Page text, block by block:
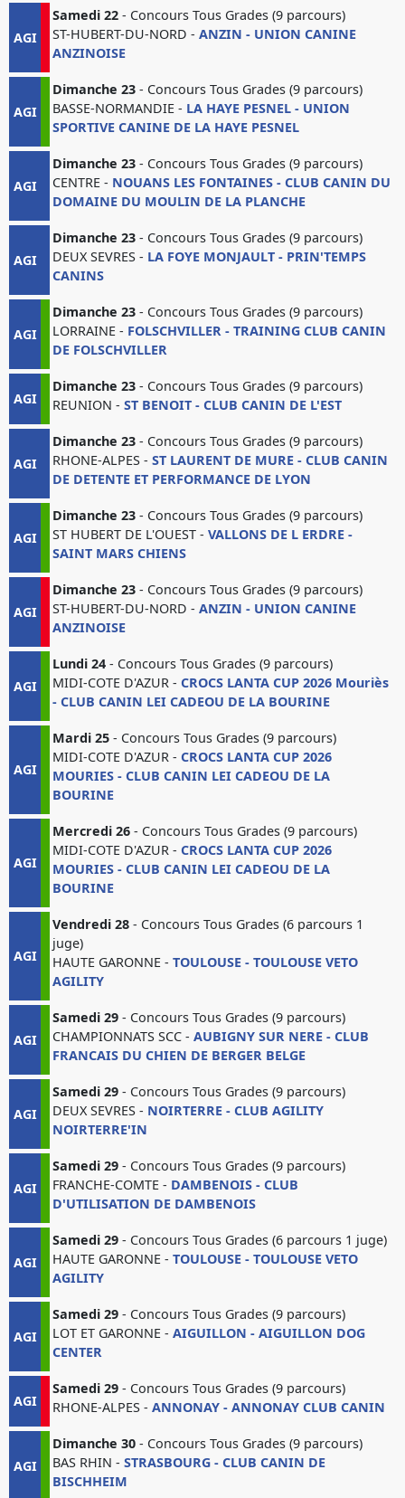
AGI
Samedi 22 - Concours Tous Grades (9 parcours)
ST-HUBERT-DU-NORD -ANZIN - UNION CANINE
ANZINOISE
AGI
Dimanche 23 - Concours Tous Grades (9 parcours)
BASSE-NORMANDIE - LA HAYE PESNEL - UNION
SPORTIVE CANINE DE LA HAYE PESNEL
AGI
Dimanche 23 - Concours Tous Grades (9 parcours)
CENTRE - NOUANS LES FONTAINES - CLUB CANIN DU
DOMAINE DU MOULIN DE LA PLANCHE
AGI
Dimanche 23 - Concours Tous Grades (9 parcours)
DEUX SEVRES - LA FOYE MONJAULT - PRIN'TEMPS
CANINS
AGI
Dimanche 23 - Concours Tous Grades (9 parcours)
LORRAINE - FOLSCHVILLER - TRAINING CLUB CANIN
DE FOLSCHVILLER
AGI
Dimanche 23 - Concours Tous Grades (9 parcours)
REUNION -ST BENOIT - CLUB CANIN DE L'EST
AGI
Dimanche 23 - Concours Tous Grades (9 parcours)
RHONE-ALPES -ST LAURENT DE MURE - CLUB CANIN
DE DETENTE ET PERFORMANCE DE LYON
AGI
Dimanche 23 - Concours Tous Grades (9 parcours)
ST HUBERT DE L'OUEST -VALLONS DE L ERDRE -
SAINT MARS CHIENS
AGI
Dimanche 23 - Concours Tous Grades (9 parcours)
ST-HUBERT-DU-NORD -ANZIN - UNION CANINE
ANZINOISE
AGI
Lundi 24 - Concours Tous Grades (9 parcours)
MIDI-COTE D'AZUR -CROCS LANTA CUP 2026 Mouriès
- CLUB CANIN LEI CADEOU DE LA BOURINE
AGI
Mardi 25 - Concours Tous Grades (9 parcours)
MIDI-COTE D'AZUR -CROCS LANTA CUP 2026
MOURIES - CLUB CANIN LEI CADEOU DE LA
BOURINE
AGI
Mercredi 26 - Concours Tous Grades (9 parcours)
MIDI-COTE D'AZUR -CROCS LANTA CUP 2026
MOURIES - CLUB CANIN LEI CADEOU DE LA
BOURINE
AGI
Vendredi 28 - Concours Tous Grades (6 parcours 1
juge)
HAUTE GARONNE -TOULOUSE - TOULOUSE VETO
AGILITY
AGI
Samedi 29 - Concours Tous Grades (9 parcours)
CHAMPIONNATS SCC -AUBIGNY SUR NERE - CLUB
FRANCAIS DU CHIEN DE BERGER BELGE
AGI
Samedi 29 - Concours Tous Grades (9 parcours)
DEUX SEVRES - NOIRTERRE - CLUB AGILITY
NOIRTERRE'IN
AGI
Samedi 29 - Concours Tous Grades (9 parcours)
FRANCHE-COMTE - DAMBENOIS - CLUB
D'UTILISATION DE DAMBENOIS
AGI
Samedi 29 - Concours Tous Grades (6 parcours 1 juge)
HAUTE GARONNE -TOULOUSE - TOULOUSE VETO
AGILITY
AGI
Samedi 29 - Concours Tous Grades (9 parcours)
LOT ET GARONNE -AIGUILLON - AIGUILLON DOG
CENTER
AGI
Samedi 29 - Concours Tous Grades (9 parcours)
RHONE-ALPES -ANNONAY - ANNONAY CLUB CANIN
AGI
Dimanche 30 - Concours Tous Grades (9 parcours)
BAS RHIN -STRASBOURG - CLUB CANIN DE
BISCHHEIM